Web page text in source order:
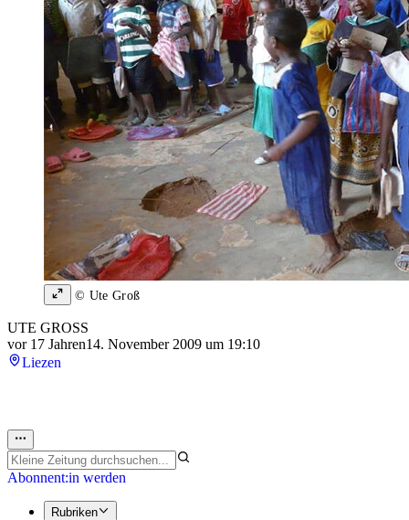
© Ute Groß
UTE GROSS
vor 17 Jahren14. November 2009 um 19:10
Liezen
Abonnent:in werden
Rubriken